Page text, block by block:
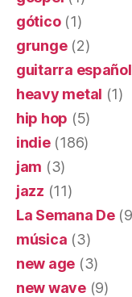
gótico(1)
grunge(2)
guitarra
heavy metal (1)
hip hop (5)
indie(186)
jam (3)
jazz (11)
La Semana De
música (3)
new age (3)
new wave(9)